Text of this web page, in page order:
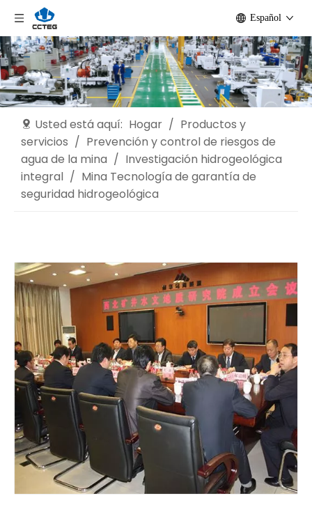
Español
Usted está aquí: Hogar / Productos y
servicios / Prevención y control de riesgos de
agua de la mina / Investigación hidrogeológica
integral / Mina Tecnología de garantía de
seguridad hidrogeológica